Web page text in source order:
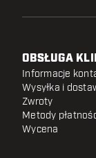
OBSŁUGA
Informacje
Wysyłka i
Zwroty
Metody
Wycena